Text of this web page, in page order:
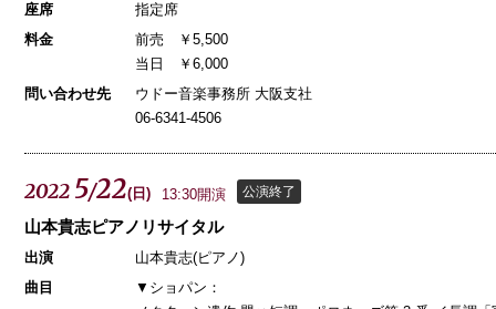
座席
指定席
料金
前売 ￥5,500
当日 ￥6,000
問い合わせ先
ウドー音楽事務所 大阪支社
06-6341-4506
2022 5/22( 日 ) 13:30開演 公演終了
山本貴志ピアノリサイタル
出演
山本貴志(ピアノ)
曲目
▼ショパン：